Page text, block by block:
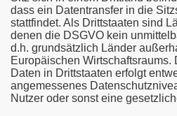
dass ein Datentransfer in die
stattfindet. Als Drittstaaten sind
denen die DSGVO kein
d.h. grundsätzlich Länder
Europäischen Wirtschaftsraums.
Daten in Drittstaaten erfolgt
angemessenes
Nutzer oder sonst eine